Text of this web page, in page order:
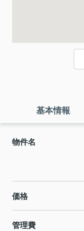
基本情報
物件名
価格
管理費